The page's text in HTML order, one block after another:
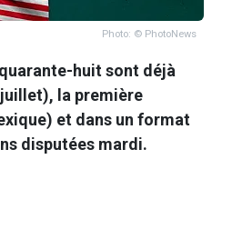
Photo: © PhotoNews
huit sont déjà
la première
et dans un format
disputées mardi.